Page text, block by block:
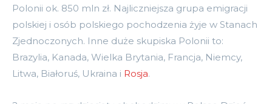
Polonii ok. 850 mln zł. Najliczniejsza grupa emigracji
polskiej i osób polskiego pochodzenia żyje w Stanach
Zjednoczonych. Inne duże skupiska Polonii to:
Brazylia, Kanada, Wielka Brytania, Francja, Niemcy,
Litwa, Białoruś, Ukraina i Rosja.